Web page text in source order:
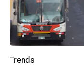
Trends